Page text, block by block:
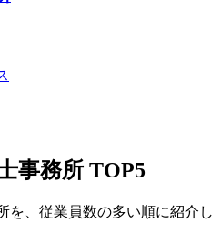
事務所 TOP5
を、従業員数の多い順に紹介し